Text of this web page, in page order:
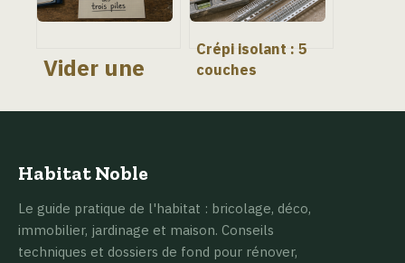
Vider une
méthodes
pour
sans stress
Crépi isolant : 5
couches
une façade
Habitat Noble
Le guide pratique de l'habitat : bricolage, déco,
immobilier, jardinage et maison. Conseils
techniques et dossiers de fond pour rénover,